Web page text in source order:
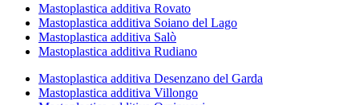
Mastoplastica additiva Rovato
Mastoplastica additiva Soiano del Lago
Mastoplastica additiva Salò
Mastoplastica additiva Rudiano
Mastoplastica additiva Desenzano del Garda
Mastoplastica additiva Villongo